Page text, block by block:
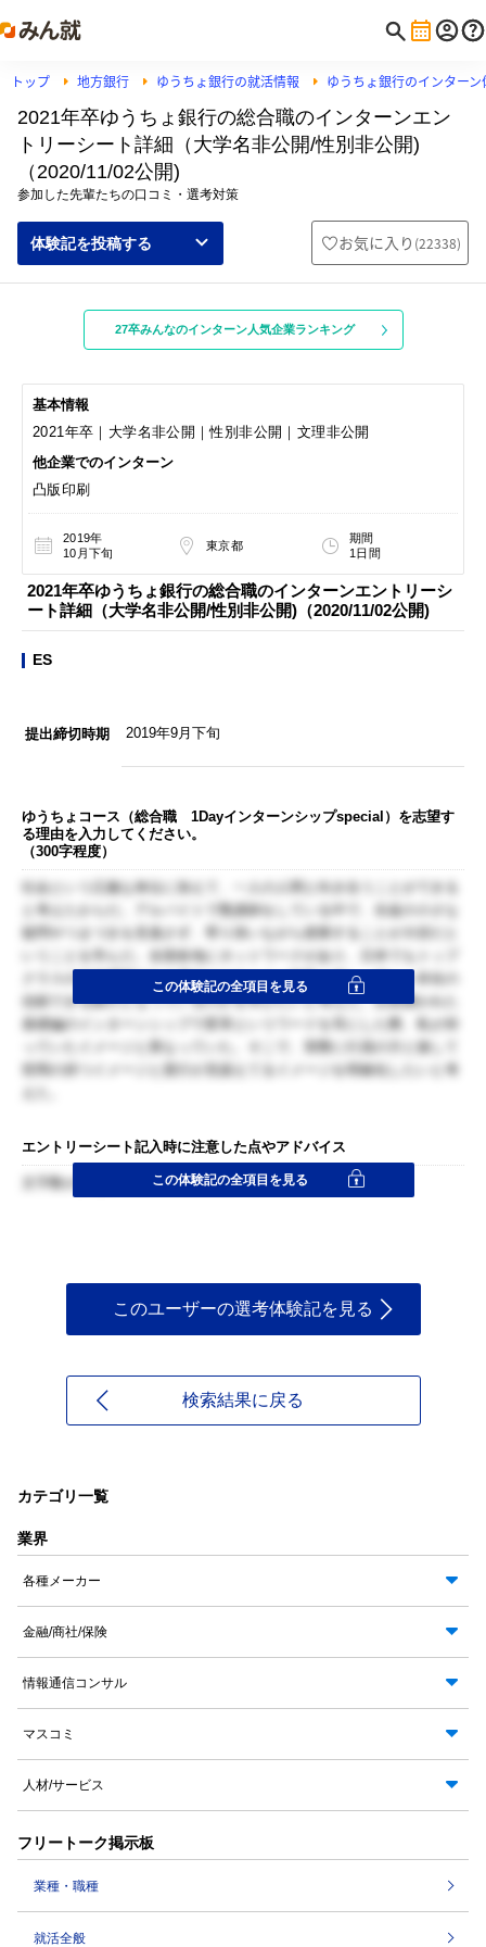
トップ 地方銀行 ゆうちょ銀行の就活情報 ゆうちょ銀行のインター
2021年卒ゆうちょ銀行の総合職のインターンエン
トリーシート詳細（大学名非公開/性別非公開)
（2020/11/02公開)
参加した先輩たちの口コミ・選考対策
体験記を投稿する お気に入り (22338)
27卒みんなのインターン人気企業ランキング
基本情報
2021年卒｜大学名非公開｜性別非公開｜文理非公開
他企業でのインターン
凸版印刷
2019年
10月下旬
東京都
期間
1日間
2021年卒ゆうちょ銀行の総合職のインターンエントリーシ
ート詳細（大学名非公開/性別非公開)（2020/11/02公開)
ES
提出締切時期 2019年9月下旬
ゆうちょコース（総合職 1Dayインターンシップspecial）を志望す
る理由を入力してください。
（300字程度）
社会という広義な単位に加えて、一人の人間と向き合うことができる
と考えたからだ。アルバイトで塾講師をしている中で、生徒の小さな
疑問やつまづきを見逃さず、寄り添いながら授業することが大切だと
いうことを学んだ。全国各地にネットワークがあり、日本でもトップ
クラスの金融機関である貴行がどのように顧客と接し、近しい存在の
信頼できる銀行となっているのかを学びたいと考えた。以前開かれた
基礎編のインターンシップで変革というワードを耳にした際、私が持
っていたイメージと異なっていた。そこで、実際に行員の方と接して
世間の持つイメージと貴行が見据えてるイメージを明確化したいと考
この体験記の全項目を見る
エントリーシート記入時に注意した点やアドバイス
文字数が少なかったので簡潔に書いた
この体験記の全項目を見る
このユーザーの選考体験記を見る
検索結果に戻る
カテゴリ一覧
業界
各種メーカー
金融/商社/保険
情報通信コンサル
マスコミ
人材/サービス
フリートーク掲示板
業種・職種
就活全般